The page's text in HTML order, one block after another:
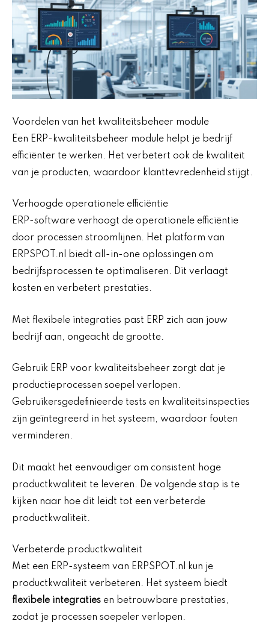
Voordelen van het kwaliteitsbeheer module
Een ERP-kwaliteitsbeheer module helpt je bedrijf
efficiënter te werken. Het verbetert ook de kwaliteit
van je producten, waardoor klanttevredenheid stijgt.
Verhoogde operationele efficiëntie
ERP-software verhoogt de operationele efficiëntie
door processen stroomlijnen. Het platform van
ERPSPOT.nl biedt all-in-one oplossingen om
bedrijfsprocessen te optimaliseren. Dit verlaagt
kosten en verbetert prestaties.
Met flexibele integraties past ERP zich aan jouw
bedrijf aan, ongeacht de grootte.
Gebruik ERP voor kwaliteitsbeheer zorgt dat je
productieprocessen soepel verlopen.
Gebruikersgedefinieerde tests en kwaliteitsinspecties
zijn geïntegreerd in het systeem, waardoor fouten
verminderen.
Dit maakt het eenvoudiger om consistent hoge
productkwaliteit te leveren. De volgende stap is te
kijken naar hoe dit leidt tot een verbeterde
productkwaliteit.
Verbeterde productkwaliteit
Met een ERP-systeem van ERPSPOT.nl kun je
productkwaliteit verbeteren. Het systeem biedt
flexibele integraties en betrouwbare prestaties,
zodat je processen soepeler verlopen.